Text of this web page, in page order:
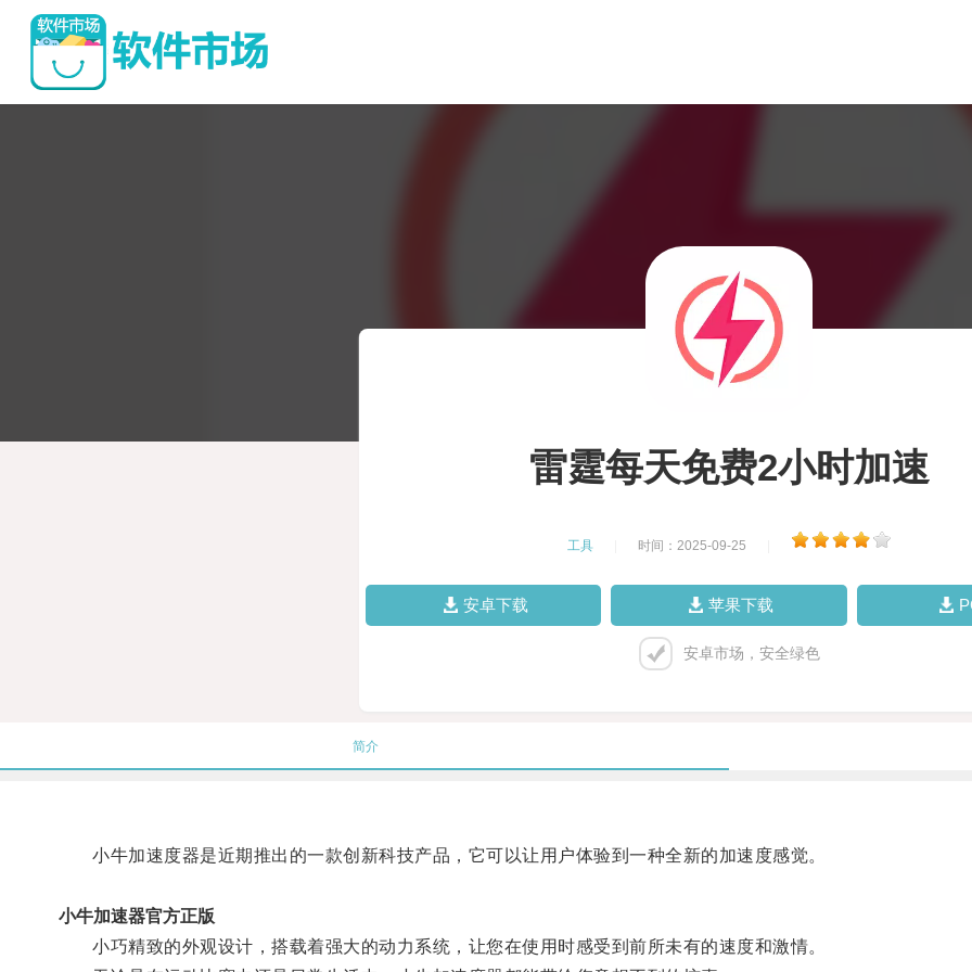
雷霆每天免费2小时加速
工具 时间：2025-09-25
安卓下载 苹果下载
安卓市场，安全绿色
简介
小牛加速度器是近期推出的一款创新科技产品，它可以让用户体验到一种全新的加速度感觉。
小牛加速器官方正版
小巧精致的外观设计，搭载着强大的动力系统，让您在使用时感受到前所未有的速度和激情。